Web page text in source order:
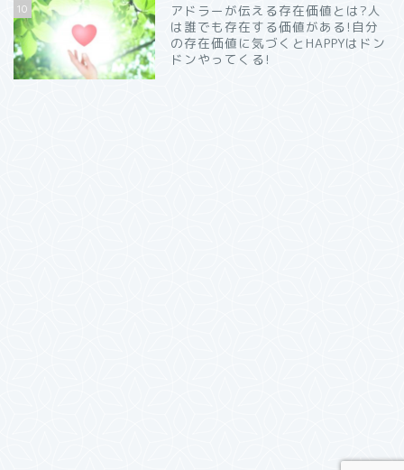
10
アドラーが伝える存在価値とは?人
は誰でも存在する価値がある!自分
の存在価値に気づくとHAPPYはドン
ドンやってくる!